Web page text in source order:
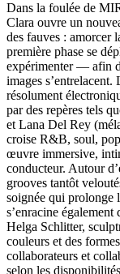
Dans la foulée de
Clara ouvre un
des fauves : amorcer
première phase se
expérimenter — afin
images s’entrelacent.
résolument
par des repères tels
et Lana Del Rey
croise R&B, soul,
œuvre immersive,
conducteur. Autour
grooves tantôt
soignée qui prolonge
s’enracine également
Helga Schlitter,
couleurs et des
collaborateurs et
selon les